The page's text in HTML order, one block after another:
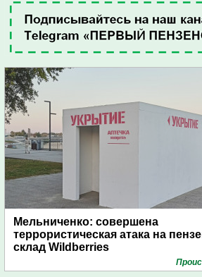
Мельниченко: совершена
террористическая атака на
склад Wildberries